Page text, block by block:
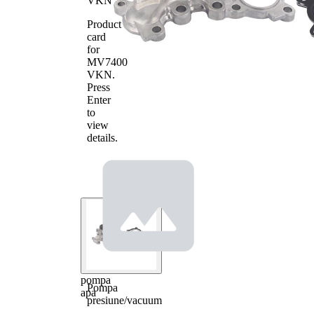
pompa
apa
Product
card
for
MV7400
VKN.
Press
Enter
to
view
details.
Pompa
presiune/vacuum